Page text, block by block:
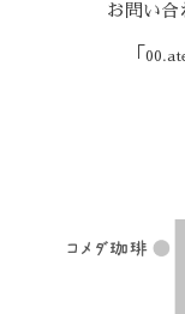
お問い合
「